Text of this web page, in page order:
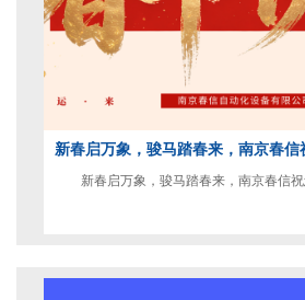
新春启万象，骏马踏春来，南京春信